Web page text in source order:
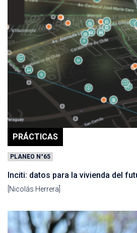
PRÁCTICAS
PLANEO N°65
Inciti: datos para la vivienda del
[Nicolás Herrera]